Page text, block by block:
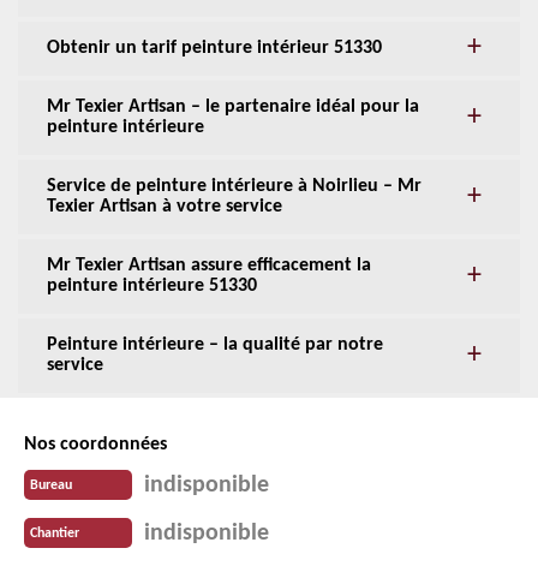
Obtenir un tarif peinture intérieur 51330
Mr Texier Artisan – le partenaire idéal pour la
peinture intérieure
Service de peinture intérieure à Noirlieu – Mr
Texier Artisan à votre service
Mr Texier Artisan assure efficacement la
peinture intérieure 51330
Peinture intérieure – la qualité par notre
service
Nos coordonnées
Bureau indisponible
Chantier indisponible